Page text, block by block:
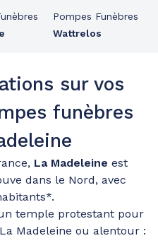
Pompes Funèbres
Wattrelos
sur vos
funèbres
La Madeleine est
dans le Nord, avec
temple protestant pour
Madeleine ou alentour :